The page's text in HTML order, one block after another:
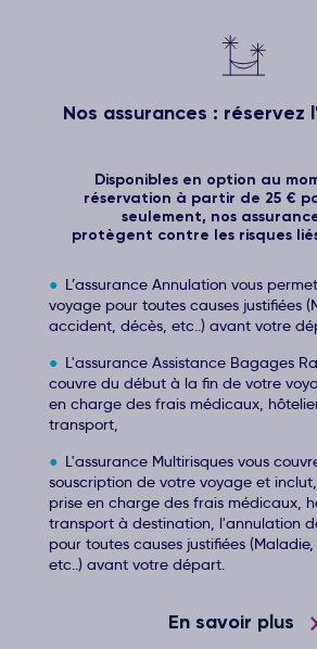
Nos assurances : réservez
Disponibles en option au
réservation à partir de 25 €
seulement, nos
protègent contre les risques
L’assurance Annulation vous
voyage pour toutes causes justifiées
accident, décès, etc..) avant votre
L'assurance Assistance Bagages
couvre du début à la fin de votre
en charge des frais médicaux,
transport,
L'assurance Multirisques vous
souscription de votre voyage et
prise en charge des frais médicaux,
transport à destination, l'annulation
pour toutes causes justifiées
etc..) avant votre départ.
En savoir plus